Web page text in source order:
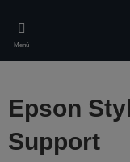
main
content
Menú
Epson
Support